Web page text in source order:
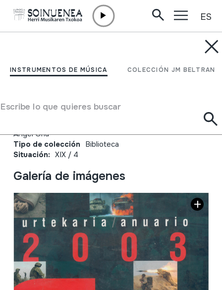
INSTRUMENTOS DE MÚSICA COLECCIÓN JM BELTRAN
Escribe lo que quieres buscar
ES
Euskal Herriko Egunkaria,
Autor
Angel Oria
Tipo de colección Biblioteca
Situación: XIX / 4
Galería de imágenes